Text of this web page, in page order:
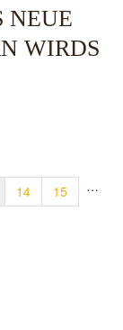
NEUE
WIRDS
…
14
15